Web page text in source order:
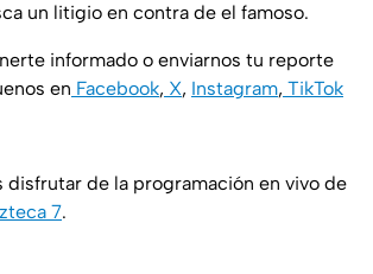
un litigio en contra de el famoso.
informado o enviarnos tu reporte
en Facebook, X, Instagram, TikTok
disfrutar de la programación en vivo de
7.